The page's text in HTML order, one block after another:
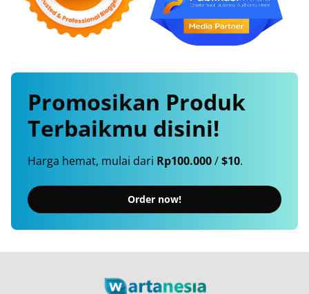
Promosikan Produk
Terbaikmu disini!
Harga hemat, mulai dari Rp100.000/$10.
Order now!